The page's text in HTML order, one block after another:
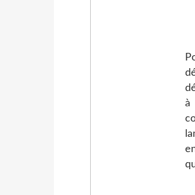
à